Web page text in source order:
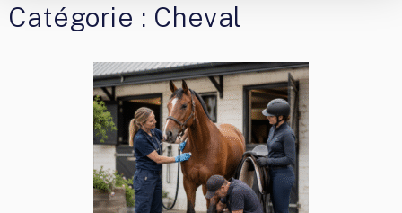
Catégorie : Cheval